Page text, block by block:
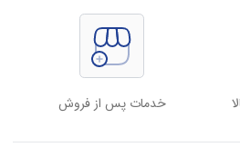
خدمات پس از فروش